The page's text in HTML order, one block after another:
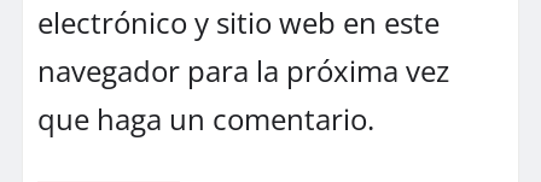
electrónico y sitio web en este
navegador para la próxima vez
que haga un comentario.